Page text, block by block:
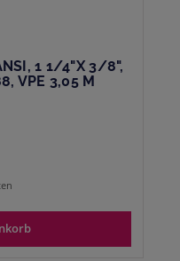
1 1/4"X 3/8",
VPE 3,05 M